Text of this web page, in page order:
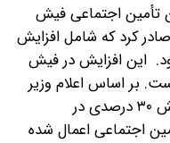
تأمین اجتماعی فیش
کرد که شامل افزایش
این افزایش در فیش
بر اساس اعلام وزیر
تعاون، کار و رفاه اجتماعی، این افزایش ۳۰ درصدی در
اجتماعی اعمال شده